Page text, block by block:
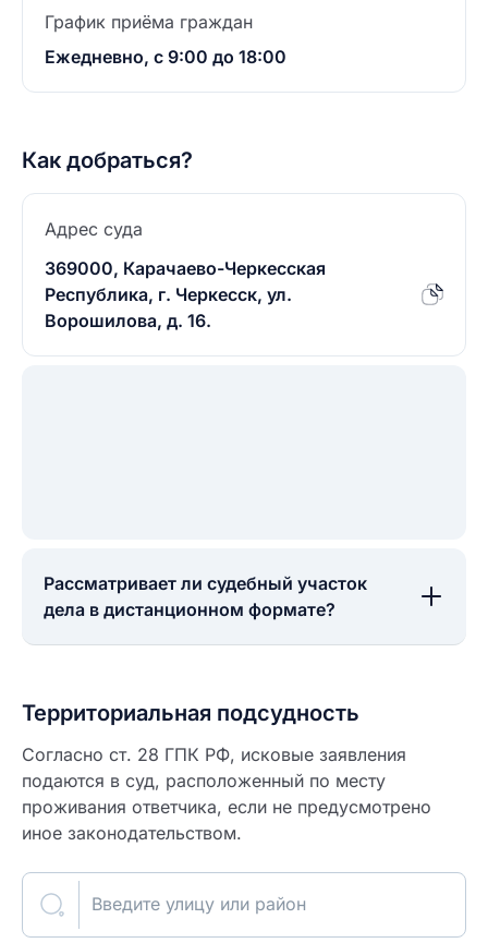
График приёма граждан
Ежедневно, с 9:00 до 18:00
Как добраться?
Адрес суда
369000, Карачаево-Черкесская
Республика, г. Черкесск, ул.
Ворошилова, д. 16.
Рассматривает ли судебный участок
дела в дистанционном формате?
Территориальная подсудность
Согласно ст. 28 ГПК РФ, исковые заявления
подаются в суд, расположенный по месту
проживания ответчика, если не предусмотрено
иное законодательством.
Введите улицу или район